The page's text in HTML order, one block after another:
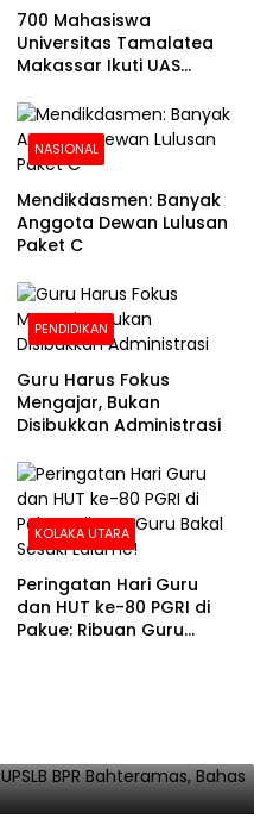
700 Mahasiswa
Universitas Tamalatea
Makassar Ikuti UAS
NASIONAL
Mendikdasmen: Banyak
Anggota Dewan Lulusan
Paket C
PENDIDIKAN
Guru Harus Fokus
Mengajar, Bukan
Disibukkan Administrasi
KOLAKA UTARA
Peringatan Hari Guru
dan HUT ke-80 PGRI di
Pakue: Ribuan Guru
BPR Bahteramas,